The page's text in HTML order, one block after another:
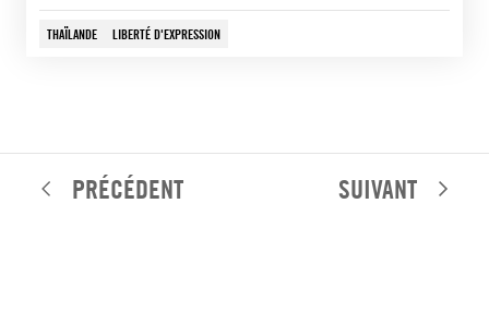
THAÏLANDE LIBERTÉ D'EXPRESSION
PRÉCÉDENT SUIVANT